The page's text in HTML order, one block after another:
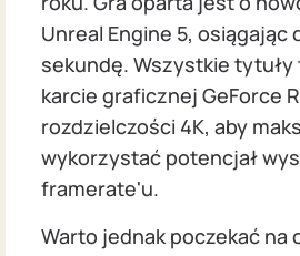
Unreal Engine 5, osiągając
sekundę. Wszystkie
karcie graficznej GeForce
rozdzielczości 4K, aby
wykorzystać potencjał
framerate'u.
Warto jednak poczekać na